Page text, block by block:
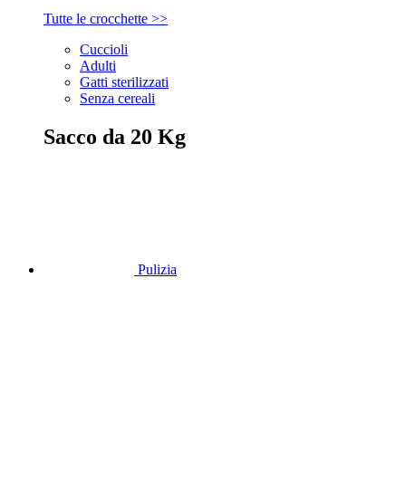
Tutte le crocchette >>
Cuccioli
Adulti
Gatti sterilizzati
Senza cereali
Sacco da 20 Kg
Pulizia